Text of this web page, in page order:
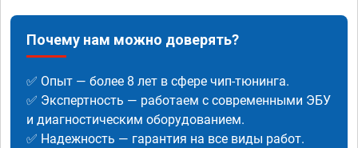
Почему нам можно доверять?
✅ Опыт — более 8 лет в сфере чип-тюнинга.
✅ Экспертность — работаем с современными ЭБУ
и диагностическим оборудованием.
✅ Надежность — гарантия на все виды работ.